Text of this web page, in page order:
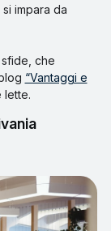
impara da
che
“Vantaggi e
lette.